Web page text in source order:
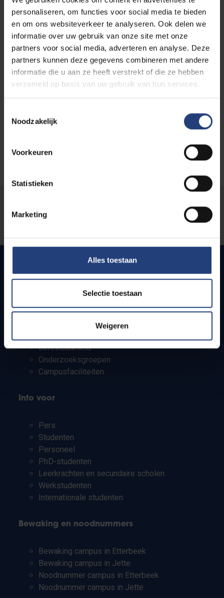
personaliseren, om functies voor social media te bieden
en om ons websiteverkeer te analyseren. Ook delen we
informatie over uw gebruik van onze site met onze
partners voor social media, adverteren en analyse. Deze
partners kunnen deze gegevens combineren met andere
informatie die u aan ze heeft verstrekt of die ze hebben
verzameld op basis van uw gebruik van hun services.
Noodzakelijk
Voorkeuren
Statistieken
Marketing
Alles toestaan
Selectie toestaan
Weigeren
Verschillende soorten planten en dieren worden
ontdekt en onze VUB-klimaatprojecten schieten als
paddenstoelen uit de grond. Wij nodigen je uit om de
natuur op onze campus en onze groene initiatieven
te ontdekken. Geniet en draag mee zorg voor dit
unieke ecosysteem!
Webmail
Bereikbaarheid
Onderzoeksgroepen
Campusfaciliteiten
Info voor
Pers
Studenten
Personeel
PhD-studenten
Leerkrachten en secundaire scholen
Werkstudenten
Internationale studenten
Bewaking en noodnummers
Bewaking campus in Etterbeek
Bewaking campus in Jette
Noodnummer campus in Etterbeek
Noodnummer campus in Jette